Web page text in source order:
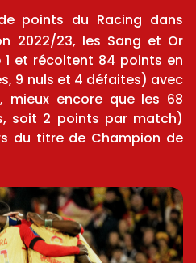
points du Racing dans
2022/23, les Sang et Or
1 et récoltent 84 points en
9 nuls et 4 défaites) avec
mieux encore que les 68
soit 2 points par match)
du titre de Champion de